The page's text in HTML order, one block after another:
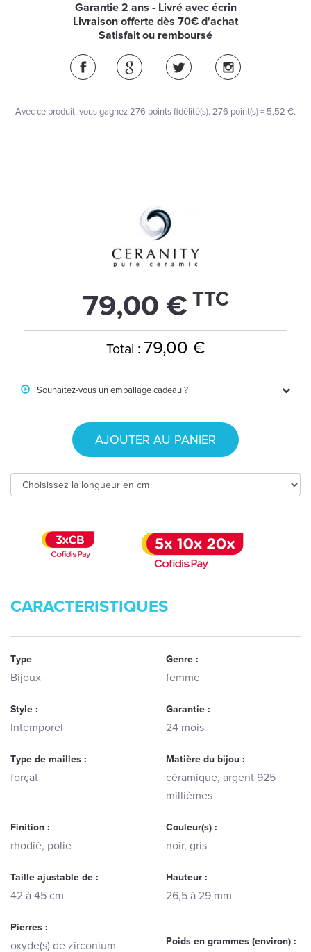
Garantie 2 ans - Livré avec écrin
Livraison offerte dès 70€ d'achat
Satisfait ou remboursé
Avec ce produit, vous gagnez276 points fidélité(s). 276 point(s) = 5,52 €.
79,00 € TTC
Total : 79,00 €
Souhaitez-vous un emballage cadeau ?
AJOUTER AU PANIER
CARACTERISTIQUES
Type
Bijoux
Genre :
femme
Style :
Intemporel
Garantie :
24 mois
Type de mailles :
forçat
Matière du bijou :
céramique, argent 925
millièmes
Finition :
rhodié, polie
Couleur(s) :
noir, gris
Taille ajustable de :
42 à 45 cm
Hauteur :
26,5 à 29 mm
Pierres :
oxyde(s) de zirconium Poids en grammes (environ) :